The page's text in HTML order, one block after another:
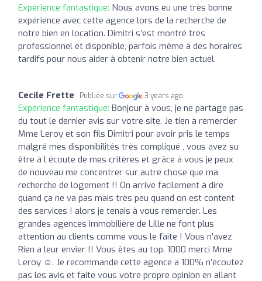
Expérience fantastique: Nous avons eu une très bonne
expérience avec cette agence lors de la recherche de
notre bien en location. Dimitri s’est montré très
professionnel et disponible, parfois même à des horaires
tardifs pour nous aider à obtenir notre bien actuel.
Cecile Frette Publiée sur 3 years ago
Expérience fantastique: Bonjour à vous, je ne partage pas
du tout le dernier avis sur votre site. Je tien à remercier
Mme Leroy et son fils Dimitri pour avoir pris le temps
malgré mes disponibilités très compliqué , vous avez su
être à l écoute de mes critères et grâce à vous je peux
de nouveau me concentrer sur autre chose que ma
recherche de logement !! On arrive facilement à dire
quand ça ne va pas mais très peu quand on est content
des services ! alors je tenais à vous remercier. Les
grandes agences immobilière de Lille ne font plus
attention au clients comme vous le faite ! Vous n’avez
Rien a leur envier !! Vous êtes au top. 1000 merci Mme
Leroy ☺️. Je recommande cette agence a 100% n’écoutez
pas les avis et faite vous votre propre opinion en allant